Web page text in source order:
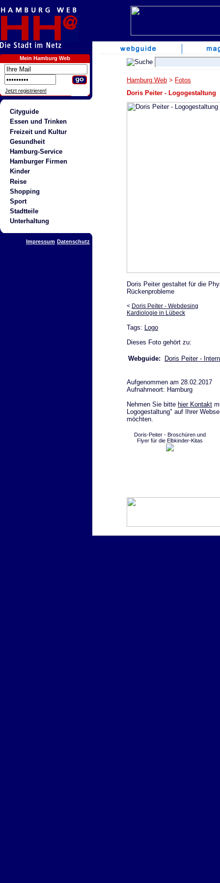
Mein Hamburg Web
Jetzt registrieren!
Cityguide
Essen und Trinken
Freizeit und Kultur
Gesundheit
Hamburg-Service
Hamburger Firmen
Kinder
Reise
Shopping
Sport
Stadtteile
Unterhaltung
Impressum Datenschutz
Hamburg Web > Fotos
Doris Peiter - Logogestaltung
Doris Peiter gestaltet für die
Rückenprobleme
< Doris Peiter - Webdesing
Kardiologie in Lübeck
Tags: Logo
Dieses Foto gehört zu:
Webguide: Doris Peiter -
Aufgenommen am 28.02.2017
Aufnahmeort: Hamburg
Nehmen Sie bitte hier Kontakt
Logogestaltung" auf Ihrer
möchten.
Doris-Peiter - Broschüren und
Flyer für die Elbkinder-Kitas